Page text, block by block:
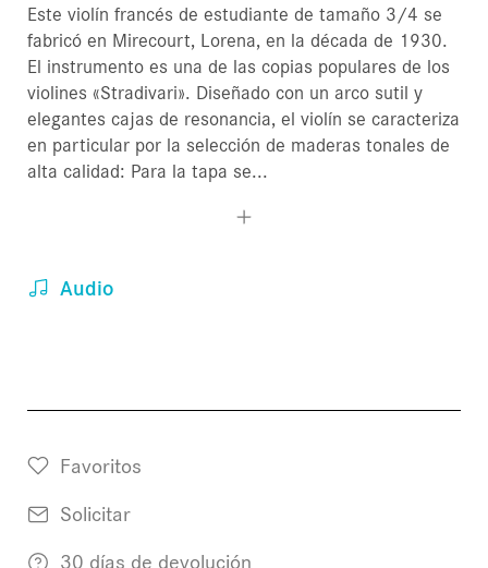
Este violín francés de estudiante de tamaño 3/4 se
fabricó en Mirecourt, Lorena, en la década de 1930.
El instrumento es una de las copias populares de los
violines «Stradivari». Diseñado con un arco sutil y
elegantes cajas de resonancia, el violín se caracteriza
en particular por la selección de maderas tonales de
alta calidad: Para la tapa se...
Audio
Favoritos
Solicitar
30 días de devolución